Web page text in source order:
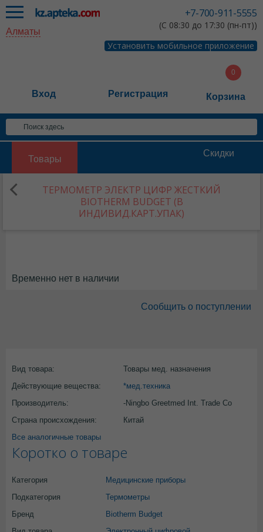
+7-700-911-5555
(С 08:30 до 17:30 (пн-пт))
Установить мобильное приложение
Алматы
Вход Регистрация Корзина
Товары
Скидки
ТЕРМОМЕТР ЭЛЕКТР ЦИФР ЖЕСТКИЙ
BIOTHERM BUDGET (В
ИНДИВИД.КАРТ.УПАК)
Временно нет в наличии
Сообщить о поступлении
Вид товара:
Товары мед. назначения
Действующие вещества:
*мед.техника
Производитель:
-Ningbo Greetmed Int. Trade Co
Страна происхождения:
Китай
Все аналогичные товары
Коротко о товаре
Категория
Медицинские приборы
Подкатегория
Термометры
Бренд
Biotherm Budget